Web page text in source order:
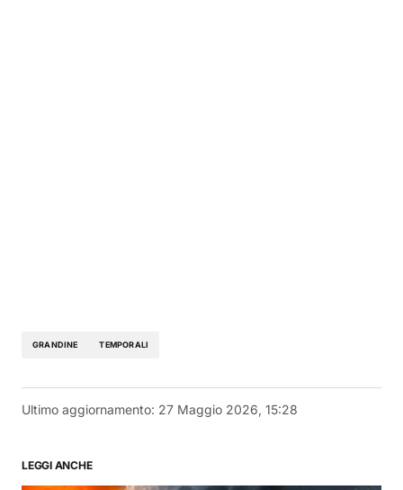
GRANDINE TEMPORALI
Ultimo aggiornamento: 27 Maggio 2026, 15:28
LEGGI ANCHE